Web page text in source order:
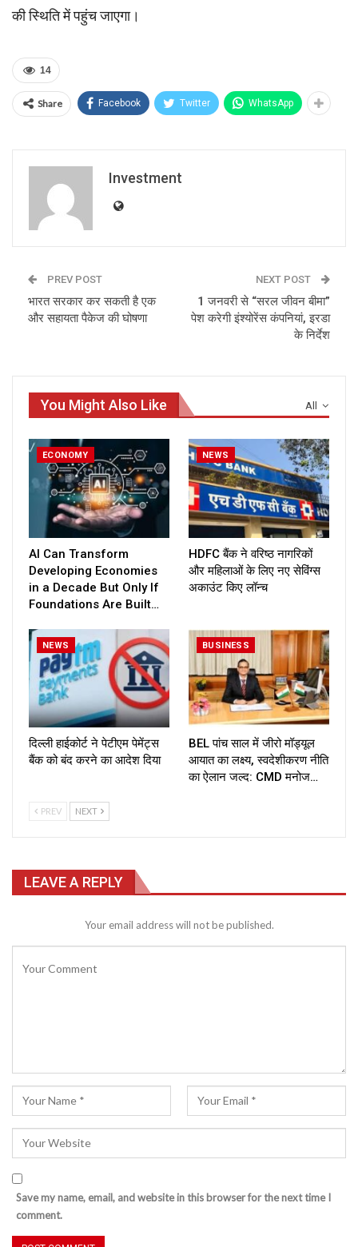
की स्थिति में पहुंच जाएगा।
14
Share Facebook Twitter WhatsApp
Investment
PREV POST
भारत सरकार कर सकती है एक
और सहायता पैकेज की घोषणा
NEXT POST
1 जनवरी से “सरल जीवन बीमा”
पेश करेगी इंश्‍योरेंस कंपनियां, इरडा
के निर्देश
All
You Might Also Like
ECONOMY
AI Can Transform
Developing Economies
in a Decade But Only If
Foundations Are Built…
NEWS
HDFC बैंक ने वरिष्ठ नागरिकों
और महिलाओं के लिए नए सेविंग्स
अकाउंट किए लॉन्च
NEWS
दिल्ली हाईकोर्ट ने पेटीएम पेमेंट्स
बैंक को बंद करने का आदेश दिया
BUSINESS
BEL पांच साल में जीरो मॉड्यूल
आयात का लक्ष्य, स्वदेशीकरण नीति
का ऐलान जल्द: CMD मनोज…
PREV NEXT
LEAVE A REPLY
Your email address will not be published.
Save my name, email, and website in this browser for the next time I
comment.